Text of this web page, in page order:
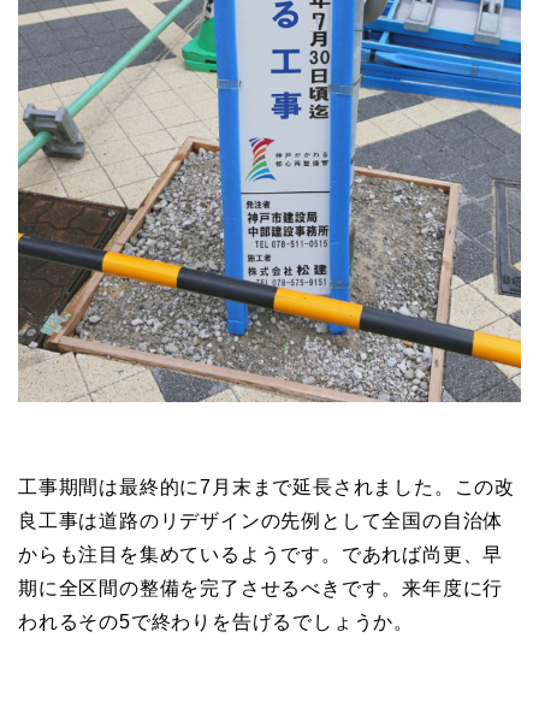
工事期間は最終的に7月末まで延長されました。この改
良工事は道路のリデザインの先例として全国の自治体
からも注目を集めているようです。であれば尚更、早
期に全区間の整備を完了させるべきです。来年度に行
われるその5で終わりを告げるでしょうか。